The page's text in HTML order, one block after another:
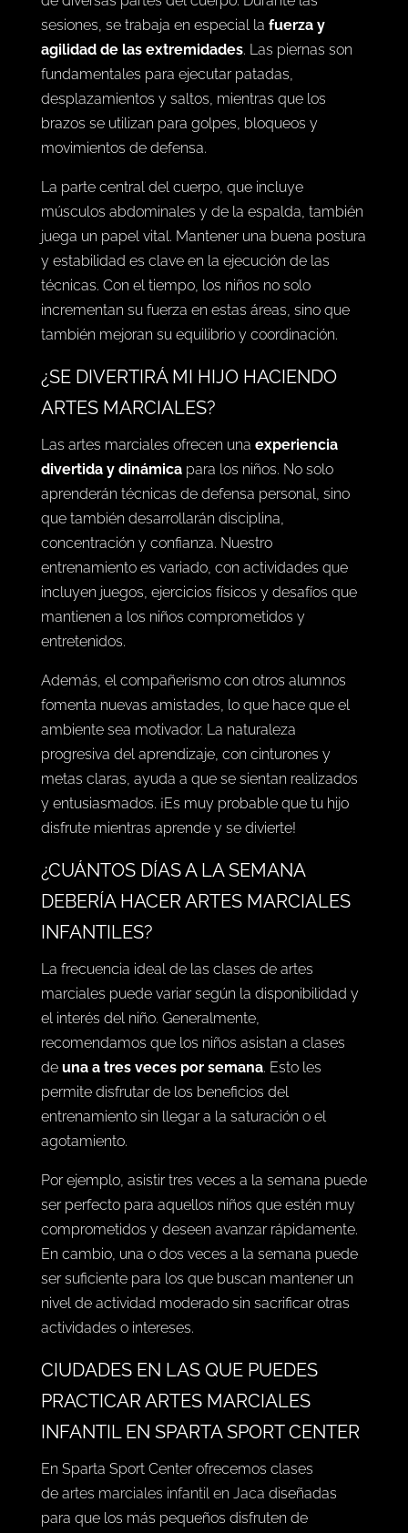
sesiones, se trabaja en especial la fuerza y
agilidad de las extremidades. Las piernas son
fundamentales para ejecutar patadas,
desplazamientos y saltos, mientras que los
brazos se utilizan para golpes, bloqueos y
movimientos de defensa.
La parte central del cuerpo, que incluye
músculos abdominales y de la espalda, también
juega un papel vital. Mantener una buena postura
y estabilidad es clave en la ejecución de las
técnicas. Con el tiempo, los niños no solo
incrementan su fuerza en estas áreas, sino que
también mejoran su equilibrio y coordinación.
¿SE DIVERTIRÁ MI HIJO HACIENDO
ARTES MARCIALES?
Las artes marciales ofrecen una experiencia
divertida y dinámicapara los niños. No solo
aprenderán técnicas de defensa personal, sino
que también desarrollarán disciplina,
concentración y confianza. Nuestro
entrenamiento es variado, con actividades que
incluyen juegos, ejercicios físicos y desafíos que
mantienen a los niños comprometidos y
entretenidos.
Además, el compañerismo con otros alumnos
fomenta nuevas amistades, lo que hace que el
ambiente sea motivador. La naturaleza
progresiva del aprendizaje, con cinturones y
metas claras, ayuda a que se sientan realizados
y entusiasmados. ¡Es muy probable que tu hijo
disfrute mientras aprende y se divierte!
¿CUÁNTOS DÍAS A LA SEMANA
DEBERÍA HACER ARTES MARCIALES
INFANTILES?
La frecuencia ideal de las clases de artes
marciales puede variar según la disponibilidad y
el interés del niño. Generalmente,
recomendamos que los niños asistan a clases
de una a tres veces por semana. Esto les
permite disfrutar de los beneficios del
entrenamiento sin llegar a la saturación o el
agotamiento.
Por ejemplo, asistir tres veces a la semana puede
ser perfecto para aquellos niños que estén muy
comprometidos y deseen avanzar rápidamente.
En cambio, una o dos veces a la semana puede
ser suficiente para los que buscan mantener un
nivel de actividad moderado sin sacrificar otras
actividades o intereses.
CIUDADES EN LAS QUE PUEDES
PRACTICAR ARTES MARCIALES
INFANTIL EN SPARTA SPORT CENTER
En Sparta Sport Center ofrecemos clases
de artes marciales infantil en Jaca diseñadas
para que los más pequeños disfruten de